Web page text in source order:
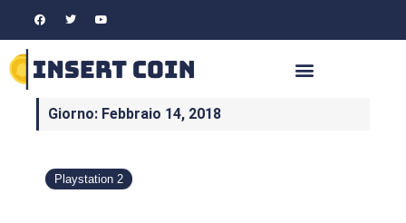
Giorno: Febbraio 14, 2018
Playstation 2